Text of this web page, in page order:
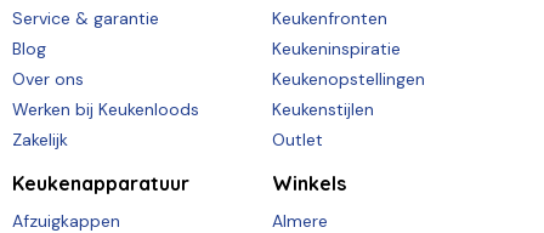
Service & garantie
Blog
Over ons
Werken bij Keukenloods
Zakelijk
Keukenfronten
Keukeninspiratie
Keukenopstellingen
Keukenstijlen
Outlet
Keukenapparatuur
Afzuigkappen
Winkels
Almere